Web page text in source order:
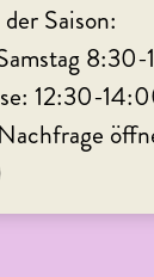
Saison:
12:30-